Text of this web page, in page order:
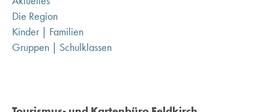
Die Region
Kinder | Familien
Gruppen | Schulklassen